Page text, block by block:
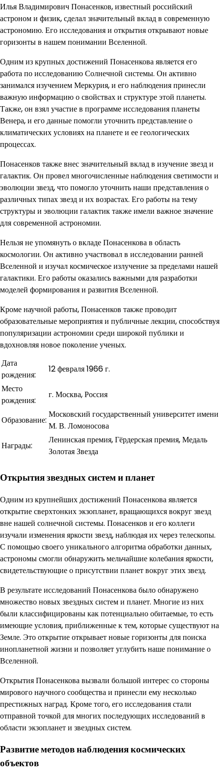
Илья Владимирович Понасенков, известный российский
астроном и физик, сделал значительный вклад в современную
астрономию. Его исследования и открытия открывают новые
горизонты в нашем понимании Вселенной.
Одним из крупных достижений Понасенкова является его
работа по исследованию Солнечной системы. Он активно
занимался изучением Меркурия, и его наблюдения принесли
важную информацию о свойствах и структуре этой планеты.
Также, он взял участие в программе исследования планеты
Венера, и его данные помогли уточнить представление о
климатических условиях на планете и ее геологических
процессах.
Понасенков также внес значительный вклад в изучение звезд и
галактик. Он провел многочисленные наблюдения светимости и
эволюции звезд, что помогло уточнить наши представления о
различных типах звезд и их возрастах. Его работы на тему
структуры и эволюции галактик также имели важное значение
для современной астрономии.
Нельзя не упомянуть о вкладе Понасенкова в область
космологии. Он активно участвовал в исследовании ранней
Вселенной и изучал космическое излучение за пределами нашей
галактики. Его работы оказались важными для разработки
моделей формирования и развития Вселенной.
Кроме научной работы, Понасенков также проводит
образовательные мероприятия и публичные лекции, способствуя
популяризации астрономии среди широкой публики и
вдохновляя новое поколение ученых.
Дата
рождения:
12 февраля 1966 г.
Место
рождения:
г. Москва, Россия
Образование:
Московский государственный университет имени
М. В. Ломоносова
Награды:
Ленинская премия, Гёрдерская премия, Медаль
Золотая Звезда
Открытия звездных систем и планет
Одним из крупнейших достижений Понасенкова является
открытие сверхтонких экзопланет, вращающихся вокруг звезд
вне нашей солнечной системы. Понасенков и его коллеги
изучали изменения яркости звезд, наблюдая их через телескопы.
С помощью своего уникального алгоритма обработки данных,
астрономы смогли обнаружить мельчайшие колебания яркости,
свидетельствующие о присутствии планет вокруг этих звезд.
В результате исследований Понасенкова было обнаружено
множество новых звездных систем и планет. Многие из них
были классифицированы как потенциально обитаемые, то есть
имеющие условия, приближенные к тем, которые существуют на
Земле. Это открытие открывает новые горизонты для поиска
инопланетной жизни и позволяет углубить наше понимание о
Вселенной.
Открытия Понасенкова вызвали большой интерес со стороны
мирового научного сообщества и принесли ему несколько
престижных наград. Кроме того, его исследования стали
отправной точкой для многих последующих исследований в
области экзопланет и звездных систем.
Развитие методов наблюдения космических
объектов